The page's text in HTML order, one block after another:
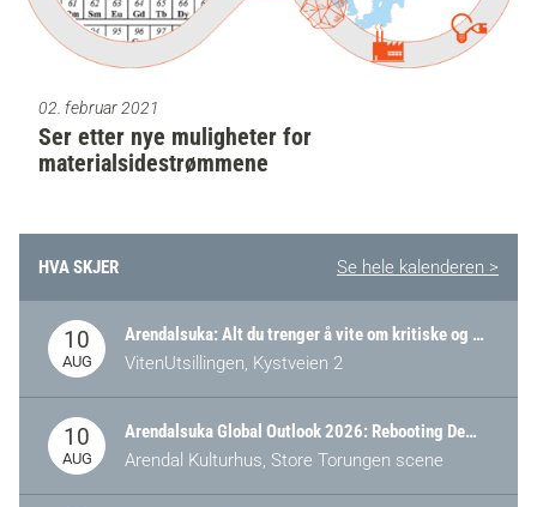
02. februar 2021
Ser etter nye muligheter for
materialsidestrømmene
HVA SKJER Se hele kalenderen >
10
AUG
Arendalsuka: Alt du trenger å vite om kritiske og strategiske verdikjeder i Norge
VitenUtsillingen, Kystveien 2
10
AUG
Arendalsuka Global Outlook 2026: Rebooting Democracy for a New World Order
Arendal Kulturhus, Store Torungen scene